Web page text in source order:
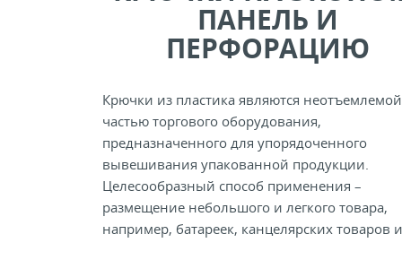
ПАНЕЛЬ И
ПЕРФОРАЦИЮ
Крючки из пластика являются неотъемлемой
частью торгового оборудования,
предназначенного для упорядоченного
вывешивания упакованной продукции.
Целесообразный способ применения –
размещение небольшого и легкого товара,
например, батареек, канцелярских товаров